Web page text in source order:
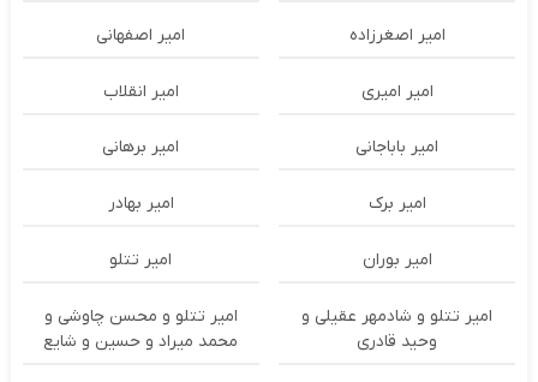
امیر اصغرزاده امیر اصفهانی
امیر امیری امیر انقلاب
امیر باباجانی امیر برهانی
امیر برک امیر بهادر
امیر بوران امیر تتلو
امیر تتلو و شادمهر عقیلی و
وحید قادری
امیر تتلو و محسن چاوشی و
محمد میراد و حسین و شایع